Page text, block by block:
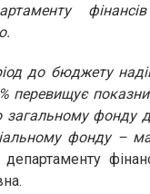
до бюджету
перевищує
загальному фонду
фонду –